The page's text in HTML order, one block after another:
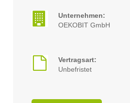
Unternehmen:
OEKOBIT GmbH
Vertragsart:
Unbefristet